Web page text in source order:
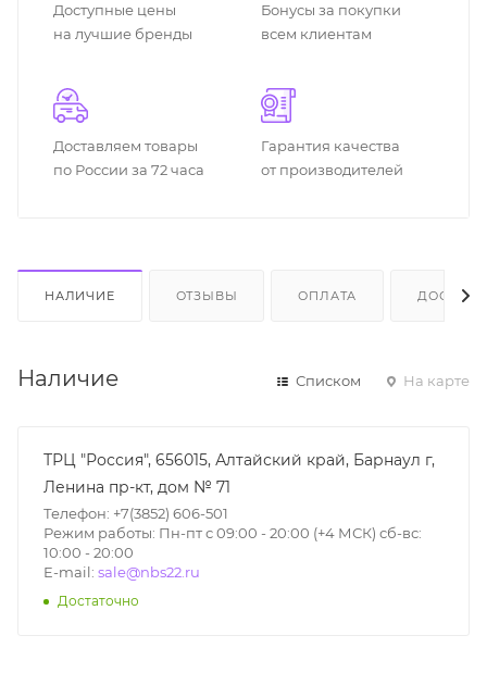
Доступные цены
на лучшие бренды
Бонусы за покупки
всем клиентам
Доставляем товары
по России за 72 часа
Гарантия качества
от производителей
НАЛИЧИЕ ОТЗЫВЫ ОПЛАТА
Наличие Списком На карте
ТРЦ "Россия", 656015, Алтайский край, Барнаул г,
Ленина пр-кт, дом № 71
Телефон: +7(3852) 606-501
Режим работы: Пн-пт с 09:00 - 20:00 (+4 МСК) сб-вс:
10:00 - 20:00
E-mail: sale@nbs22.ru
Достаточно